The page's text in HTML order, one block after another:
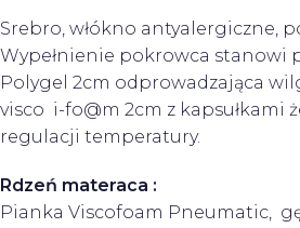
Srebro, włókno antyalergiczne,
Wypełnienie pokrowca stanowi
Polygel 2cm odprowadzająca
visco i-fo@m 2cm z kapsułkami
regulacji temperatury.
Rdzeń materaca :
Pianka Viscofoam Pneumatic,